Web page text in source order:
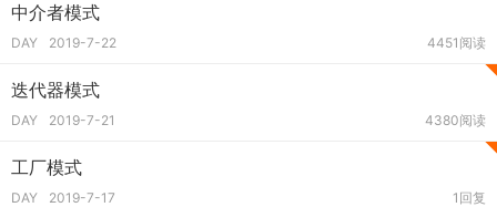
中介者模式
DAY 2019-7-22 4451阅读
迭代器模式
DAY 2019-7-21 4380阅读
工厂模式
DAY 2019-7-17 1回复